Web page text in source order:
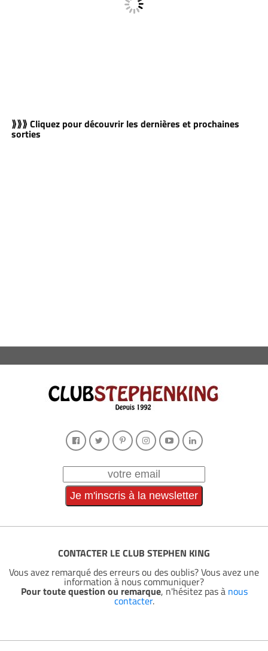
⟫⟫⟫ Cliquez pour découvrir les dernières et prochaines
sorties
CONTACTER LE CLUB STEPHEN KING
Vous avez remarqué des erreurs ou des oublis? Vous avez une
information à nous communiquer?
Pour toute question ou remarque, n'hésitez pas à nous
contacter.